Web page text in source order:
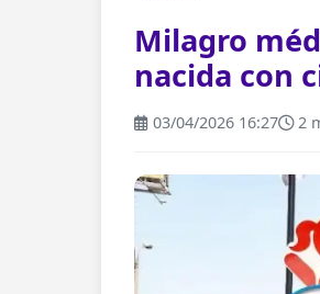
Milagro
nacida con
03/04/2026 16:27 2